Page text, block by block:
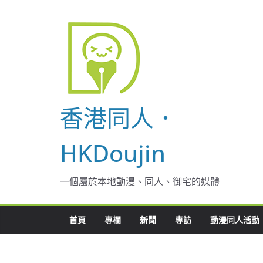
香港同人．
HKDoujin
一個屬於本地動漫、同人、御宅的媒體
首頁 專欄 新聞 專訪 動漫同人活動